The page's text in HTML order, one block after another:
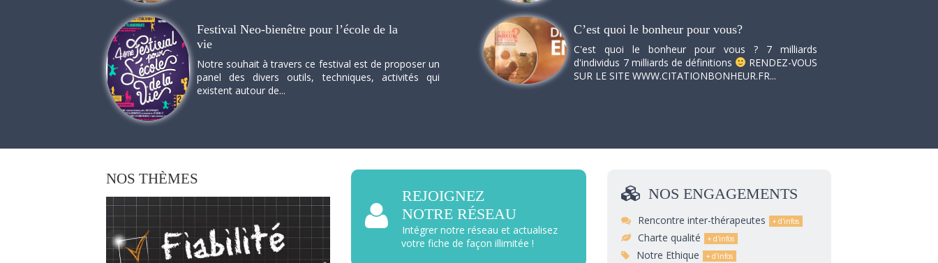
Festival Neo-bienêtre pour l’école de la
vie
Notre souhait à travers ce festival est de proposer un
panel des divers outils, techniques, activités qui
existent autour de...
C’est quoi le bonheur pour vous?
C'est quoi le bonheur pour vous ? 7 milliards
d'individus 7 milliards de définitions
RENDEZ-VOUS
SUR LE SITE WWW.CITATIONBONHEUR.FR...
NOS THÈMES
REJOIGNEZ
NOTRE RÉSEAU
Intégrer notre réseau et actualisez
votre fiche de façon illimitée !
NOS ENGAGEMENTS
Rencontre inter-thérapeutes
Charte qualité
Notre Ethique